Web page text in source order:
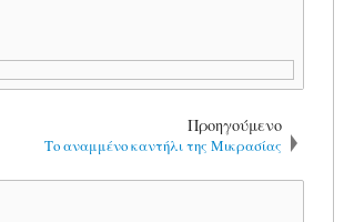
Προηγούμενο
Το αναμμένο καντήλι της Μικρασίας